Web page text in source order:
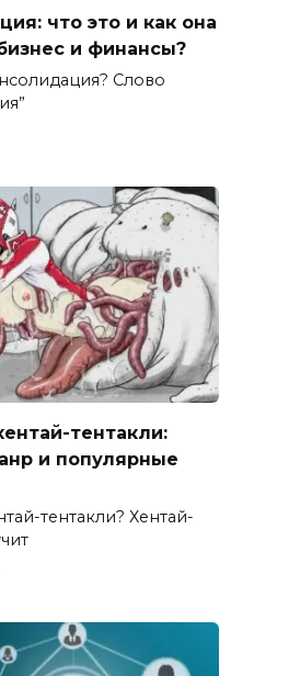
что это и как она
и финансы?
Слово
тентакли:
и популярные
тентакли? Хентай-